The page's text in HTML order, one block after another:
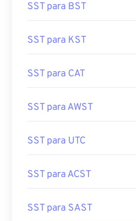
SST para BST
SST para KST
SST para CAT
SST para AWST
SST para UTC
SST para ACST
SST para SAST